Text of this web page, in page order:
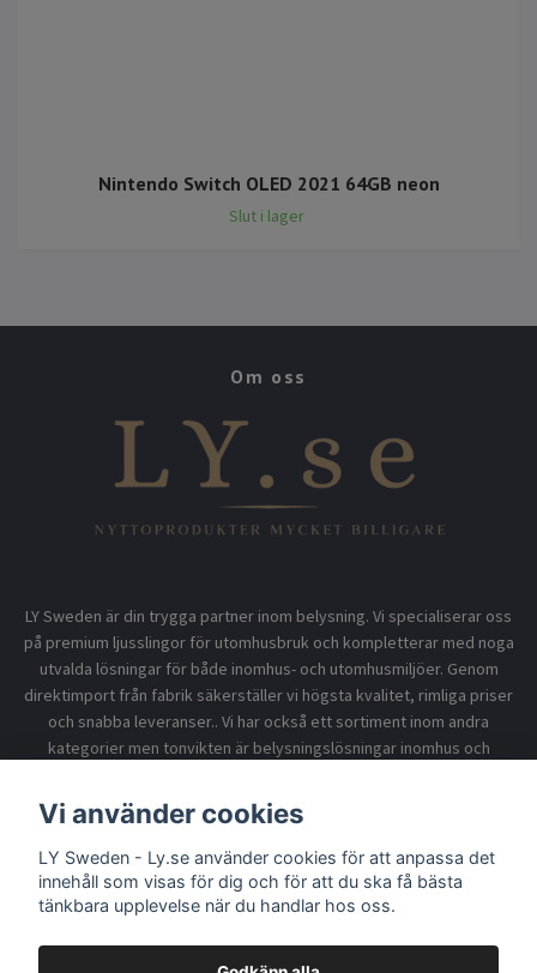
Nintendo Switch OLED 2021 64GB neon
Slut i lager
Om oss
LY Sweden är din trygga partner inom belysning. Vi specialiserar oss
på premium ljusslingor för utomhusbruk och kompletterar med noga
utvalda lösningar för både inomhus- och utomhusmiljöer. Genom
direktimport från fabrik säkerställer vi högsta kvalitet, rimliga priser
och snabba leveranser.. Vi har också ett sortiment inom andra
kategorier men tonvikten är belysningslösningar inomhus och
Information
Vi använder cookies
LY Sweden - Ly.se använder cookies för att anpassa det
innehåll som visas för dig och för att du ska få bästa
tänkbara upplevelse när du handlar hos oss.